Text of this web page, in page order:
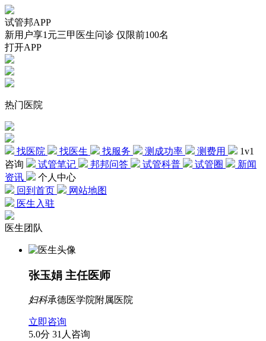
试管邦APP
新用户享1元三甲医生问诊 仅限前100名
打开APP
热门医院
找医院 找医生 找服务 测成功率 测费用
1v1
咨询
试管笔记 邦邦问答 试管科普 试管圈
新闻
资讯
个人中心
回到首页
网站地图
医生入驻
医生团队
张玉娟 主任医师
妇科承德医学院附属医院
立即咨询
5.0分 31人咨询